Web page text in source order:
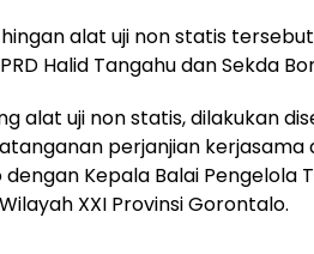
alat uji non statis
Halid Tangahu dan Sekda
alat uji non statis, dilakukan
perjanjian kerjasama
dengan Kepala Balai Pengelola
XXI Provinsi Gorontalo.